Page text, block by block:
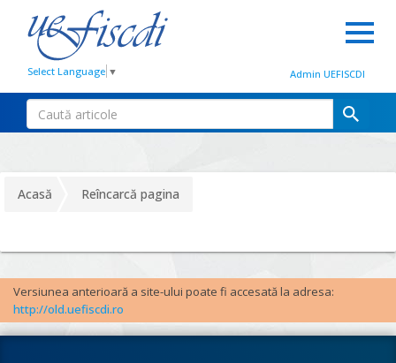
Select Language ▼ Admin UEFISCDI
Acasă Reîncarcă pagina
Versiunea anterioară a site-ului poate fi accesată la adresa:
http://old.uefiscdi.ro